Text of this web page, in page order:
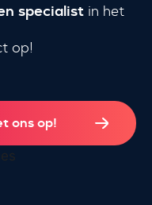
specialist in het
op!
ons op!